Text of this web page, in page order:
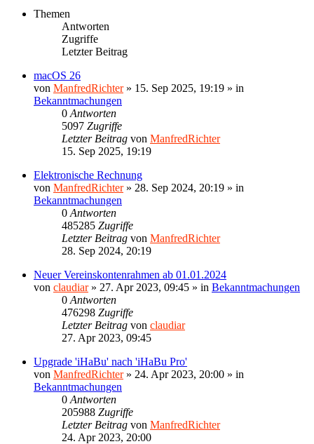
Themen
Antworten
Zugriffe
Letzter Beitrag
macOS 26
von ManfredRichter» 15. Sep 2025, 19:19 » in
Bekanntmachungen
0 Antworten
5097 Zugriffe
Letzter Beitrag von ManfredRichter
15. Sep 2025, 19:19
Elektronische Rechnung
von ManfredRichter» 28. Sep 2024, 20:19 » in
Bekanntmachungen
0 Antworten
485285 Zugriffe
Letzter Beitrag von ManfredRichter
28. Sep 2024, 20:19
Neuer Vereinskontenrahmen ab 01.01.2024
von claudiar» 27. Apr 2023, 09:45 » in Bekanntmachungen
0 Antworten
476298 Zugriffe
Letzter Beitrag von claudiar
27. Apr 2023, 09:45
Upgrade 'iHaBu' nach 'iHaBu Pro'
von ManfredRichter» 24. Apr 2023, 20:00 » in
Bekanntmachungen
0 Antworten
205988 Zugriffe
Letzter Beitrag von ManfredRichter
24. Apr 2023, 20:00